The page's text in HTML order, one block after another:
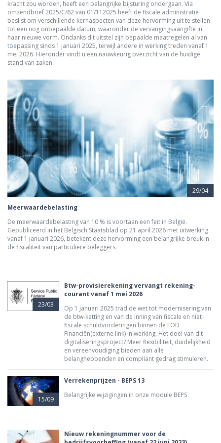
kracht zou worden, heeft een belangrijke bijsturing ondergaan. Via
omzendbrief 2025/C/62 van 01/112025 heeft de fiscale administratie
beslist om verschillende kernaspecten van deze hervorming uit te stellen
tot een nog onbepaalde datum, waaronder de vervangingsaangifte in
haar nieuwe vorm. Ondanks dit uitstel zijn bepaalde maatregelen al van
toepassing sinds 1 januari 2025, terwijl andere in werking treden vanaf 1
mei 2026. Hieronder vindt u een nauwkeurig overzicht van de huidige
stand van zaken.
29/04
Meerwaardebelasting
De meerwaardebelasting van 10 % is voortaan een feit in België.
Gepubliceerd in het Belgisch Staatsblad op 21 april 2026 met uitwerking
vanaf 1 januari 2026, betekent deze hervorming een belangrijke breuk in
de fiscaliteit van particuliere beleggers.
23/03
Btw-provisierekening vervangt rekening-
courant vanaf 1 mei 2026
Op 1 januari 2025 trad de wet tot modernisering van
de btw-ketting en van de inning van fiscale en niet-
fiscale schuldvorderingen binnen de FOD
Financiën(externe link) in werking. Het doel van dit
digitaliseringsproject? Meer flexibiliteit, duidelijkheid
en vereenvoudiging bieden aan alle
belanghebbenden en compliant gedrag stimuleren.
15/09
Verrekenprijzen - BEPS 13
Belangrijke wijzigingen in onze module BEPS
Nieuw rekeningnummer voor de